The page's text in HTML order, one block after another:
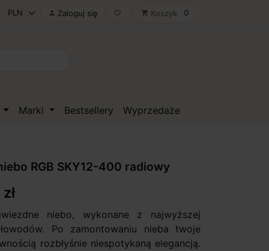
 Zaloguj się favorite_border shopping_cart Koszyk 0
Marki Bestsellery Wyprzedaże
RGB SKY12-400 radiowy
niebo, wykonane z najwyższej
Po zamontowaniu nieba twoje
rozbłyśnie niespotykaną elegancją.